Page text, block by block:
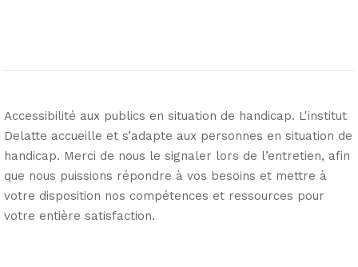
Accessibilité aux publics en situation de handicap. L'institut
Delatte accueille et s’adapte aux personnes en situation de
handicap. Merci de nous le signaler lors de l’entretien, afin
que nous puissions répondre à vos besoins et mettre à
votre disposition nos compétences et ressources pour
votre entière satisfaction.